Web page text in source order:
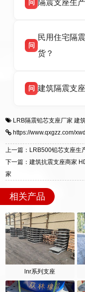
品资质齐全
货，厂家电话
号北方工业基
问 隔震支座生
高新区北方工
支座源头工厂
问
民用住宅隔
货？
适用于民用住
震支座，电话
区迎宾大街 9
问 建筑隔震支
一站式供货厂
标准生产
质、检测报告
装指导全套服
LRB隔震铅芯支座厂家 建
https://www.qxgzz.com/
上一篇：LRB500铅芯支座生
下一篇：建筑抗震支座商家
家
相关产品
lnr系列支座